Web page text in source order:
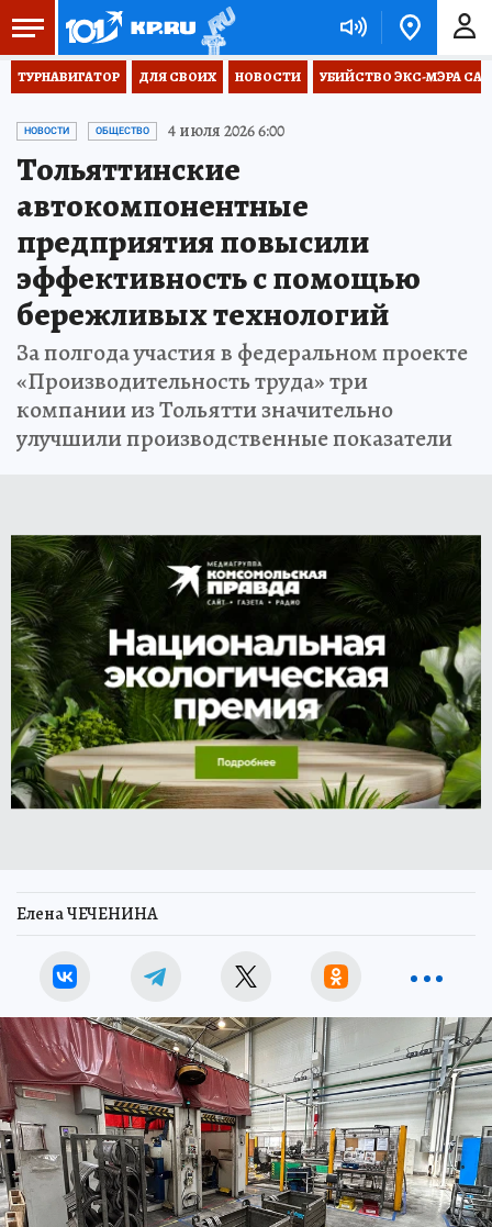
ТУРНАВИГАТОР ДЛЯ СВОИХ НОВОСТИ УБИЙСТВО ЭКС-МЭРА
НОВОСТИ ОБЩЕСТВО 4 июля 2026 6:00
Тольяттинские
автокомпонентные
предприятия повысили
эффективность с помощью
бережливых технологий
За полгода участия в федеральном проекте
«Производительность труда» три
компании из Тольятти значительно
улучшили производственные показатели
Елена ЧЕЧЕНИНА